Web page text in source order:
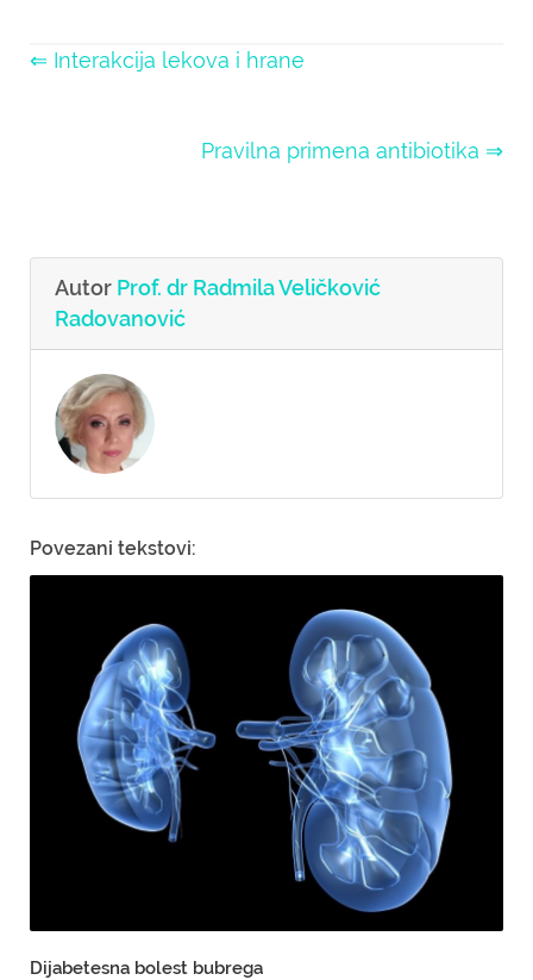
⇐ Interakcija lekova i hrane
Pravilna primena antibiotika ⇒
Autor Prof. dr Radmila Veličković
Radovanović
Povezani tekstovi:
Dijabetesna bolest bubrega